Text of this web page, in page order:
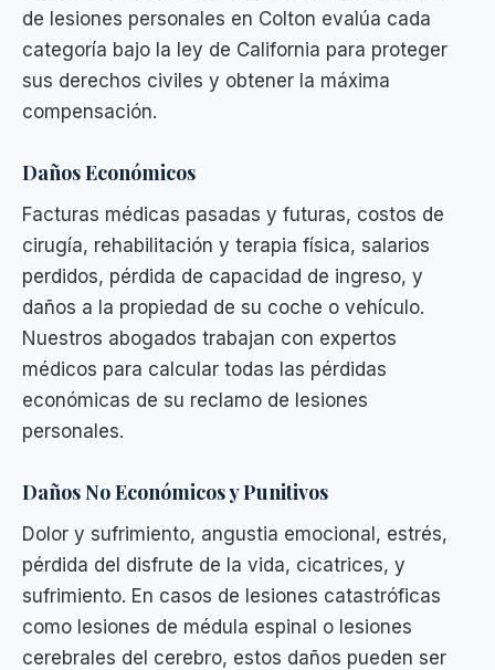
de lesiones personales en Colton evalúa cada
categoría bajo la ley de California para proteger
sus derechos civiles y obtener la máxima
compensación.
Daños Económicos
Facturas médicas pasadas y futuras, costos de
cirugía, rehabilitación y terapia física, salarios
perdidos, pérdida de capacidad de ingreso, y
daños a la propiedad de su coche o vehículo.
Nuestros abogados trabajan con expertos
médicos para calcular todas las pérdidas
económicas de su reclamo de lesiones
personales.
Daños No Económicos y Punitivos
Dolor y sufrimiento, angustia emocional, estrés,
pérdida del disfrute de la vida, cicatrices, y
sufrimiento. En casos de lesiones catastróficas
como lesiones de médula espinal o lesiones
cerebrales del cerebro, estos daños pueden ser